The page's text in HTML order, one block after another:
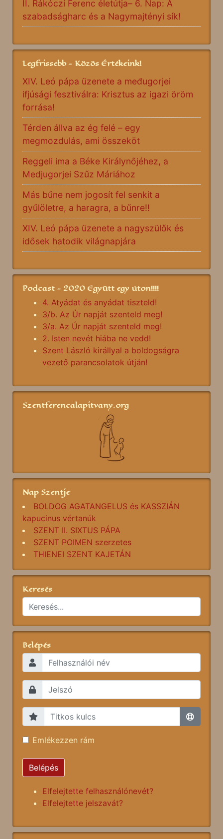
II. Rákóczi Ferenc életútja– 6. Nap: A
szabadságharc és a Nagymajtényi sík!
Legfrissebb - Közös Értékeink!
XIV. Leó pápa üzenete a međugorjei
ifjúsági fesztiválra: Krisztus az igazi öröm
forrása!
Térden állva az ég felé – egy
megmozdulás, ami összeköt
Reggeli ima a Béke Királynőjéhez, a
Medjugorjei Szűz Máriához
Más bűne nem jogosít fel senkit a
gyűlöletre, a haragra, a bűnre!!
XIV. Leó pápa üzenete a nagyszülők és
idősek hatodik világnapjára
Podcast - 2020 Együtt egy úton!!!!
4. Atyádat és anyádat tiszteld!
3/b. Az Úr napját szenteld meg!
3/a. Az Úr napját szenteld meg!
2. Isten nevét hiába ne vedd!
Szent László királlyal a boldogságra
vezető parancsolatok útján!
Szentferencalapitvany.org
Nap Szentje
BOLDOG AGATANGELUS és KASSZIÁN
kapucinus vértanúk
SZENT II. SIXTUS PÁPA
SZENT POIMEN szerzetes
THIENEI SZENT KAJETÁN
Keresés
Belépés
Emlékezzen rám
Belépés
Elfelejtette felhasználónevét?
Elfelejtette jelszavát?